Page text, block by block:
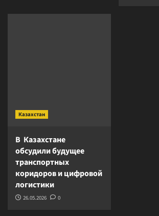
Казахстан
В Казахстане
обсудили будущее
транспортных
коридоров и цифровой
логистики
26.05.2026 0